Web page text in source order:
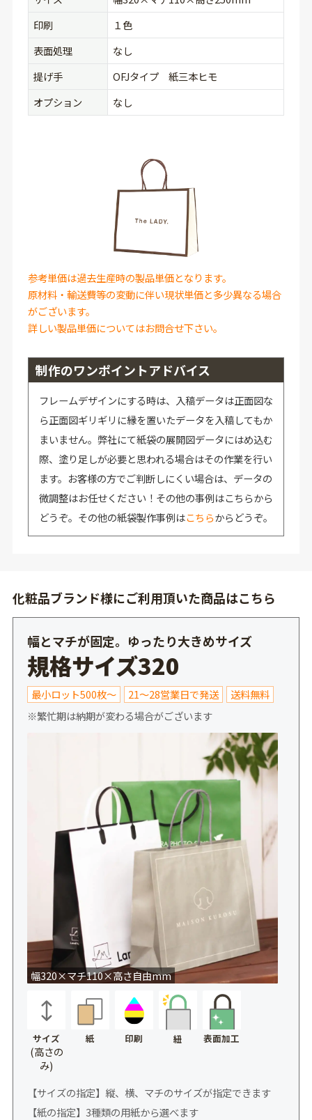
印刷
１色
表面処理
なし
提げ手
OFJタイプ 紙三本ヒモ
オプション
なし
参考単価は過去生産時の製品単価となります。
原材料・輸送費等の変動に伴い現状単価と多少異なる場合
がございます。
詳しい製品単価についてはお問合せ下さい。
制作のワンポイントアドバイス
フレームデザインにする時は、入稿データは正面図な
ら正面図ギリギリに縁を置いたデータを入稿してもか
まいません。弊社にて紙袋の展開図データにはめ込む
際、塗り足しが必要と思われる場合はその作業を行い
ます。お客様の方でご判断しにくい場合は、データの
微調整はお任せください！その他の事例はこちらから
どうぞ。その他の紙袋製作事例はこちらからどうぞ。
化粧品ブランド様にご利用頂いた商品はこちら
幅とマチが固定。ゆったり大きめサイズ
規格サイズ320
最小ロット500枚～ 21～28営業日で発送
送料無料
※繁忙期は納期が変わる場合がございます
幅320×マチ110×高さ自由mm
サイズ
(高さの
み)
紙 印刷 紐 表面加工
【サイズの指定】縦、横、マチのサイズが指定できます
【紙の指定】3種類の用紙から選べます